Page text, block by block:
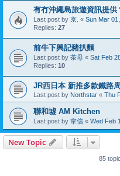
有冇沖繩島旅遊資訊提供
Last post by 京. « Sun Mar
Replies: 27
前牛下興記豬扒麵
Last post by 茶母 « Sat Feb
Replies: 10
JR西日本 新推多款鐵路
Last post by Northstar « Thu
聯和墟 AM Kitchen
Last post by 韋信 « Wed Feb
New Topic
85